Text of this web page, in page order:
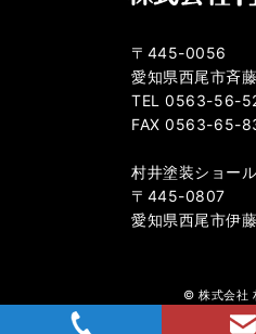
〒445-0056
愛知県西尾市斉
TEL 0563-56-
FAX 0563-65-
村井塗装ショー
〒445-0807
愛知県西尾市伊
© 株式会社